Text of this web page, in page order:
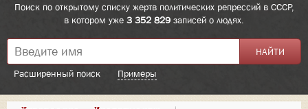
Поиск по открытому списку жертв политических репрессий в СССР,
в котором уже 3 352 829 записей о людях.
Расширенный поиск Примеры